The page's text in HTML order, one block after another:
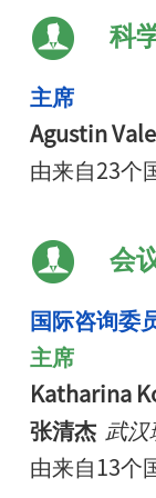
科
主席
Agustin
由来自23个
会
国际咨询委
主席
Katharina
张清杰 武
由来自13个